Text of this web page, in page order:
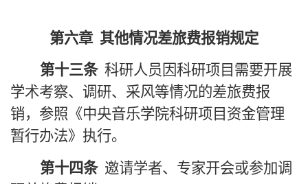
第六章 其他情况差旅费报销规定
第十三条 科研人员因科研项目需要开展
学术考察、调研、采风等情况的差旅费报
销，参照《中央音乐学院科研项目资金管理
暂行办法》执行。
第十四条 邀请学者、专家开会或参加调